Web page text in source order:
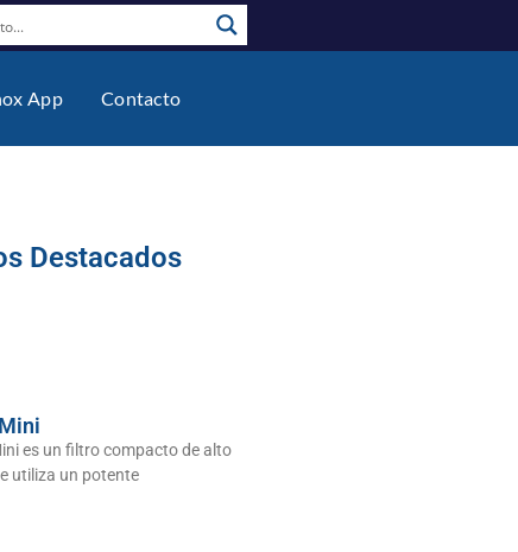
App Contacto
Destacados
es un filtro compacto de alto
utiliza un potente